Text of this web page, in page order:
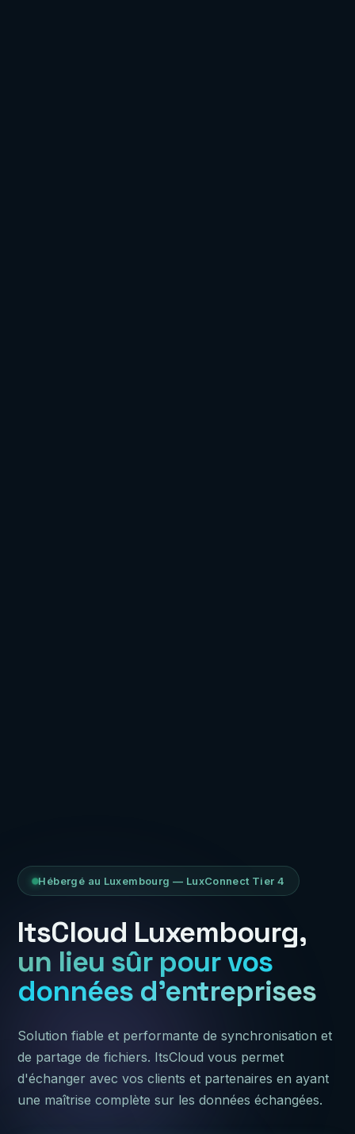
Hébergé au Luxembourg — LuxConnect Tier 4
ItsCloud Luxembourg,
un lieu sûr pour vos
données d'entreprises
Solution fiable et performante de synchronisation et
de partage de fichiers. ItsCloud vous permet
d'échanger avec vos clients et partenaires en ayant
une maîtrise complète sur les données échangées.